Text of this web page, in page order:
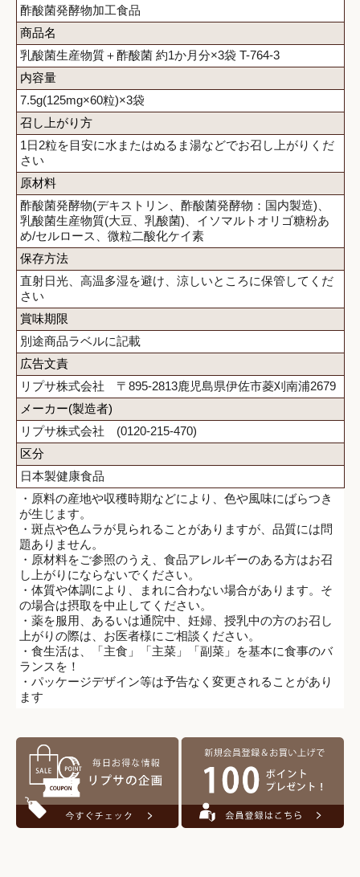
酢酸菌発酵物加工食品
商品名
乳酸菌生産物質＋酢酸菌 約1か月分×3袋 T-764-3
内容量
7.5g(125mg×60粒)×3袋
召し上がり方
1日2粒を目安に水またはぬるま湯などでお召し上がりくだ
さい
原材料
酢酸菌発酵物(デキストリン、酢酸菌発酵物：国内製造)、
乳酸菌生産物質(大豆、乳酸菌)、イソマルトオリゴ糖粉あ
め/セルロース、微粒二酸化ケイ素
保存方法
直射日光、高温多湿を避け、涼しいところに保管してくだ
さい
賞味期限
別途商品ラベルに記載
広告文責
リプサ株式会社 〒895-2813鹿児島県伊佐市菱刈南浦2679
メーカー(製造者)
リプサ株式会社 (0120-215-470)
区分
日本製健康食品
・原料の産地や収穫時期などにより、色や風味にばらつき
が生じます。
・斑点や色ムラが見られることがありますが、品質には問
題ありません。
・原材料をご参照のうえ、食品アレルギーのある方はお召
し上がりにならないでください。
・体質や体調により、まれに合わない場合があります。そ
の場合は摂取を中止してください。
・薬を服用、あるいは通院中、妊婦、授乳中の方のお召し
上がりの際は、お医者様にご相談ください。
・食生活は、「主食」「主菜」「副菜」を基本に食事のバ
ランスを！
・パッケージデザイン等は予告なく変更されることがあり
ます